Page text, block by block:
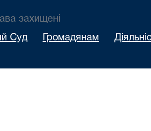
захищені
Суд Громадянам